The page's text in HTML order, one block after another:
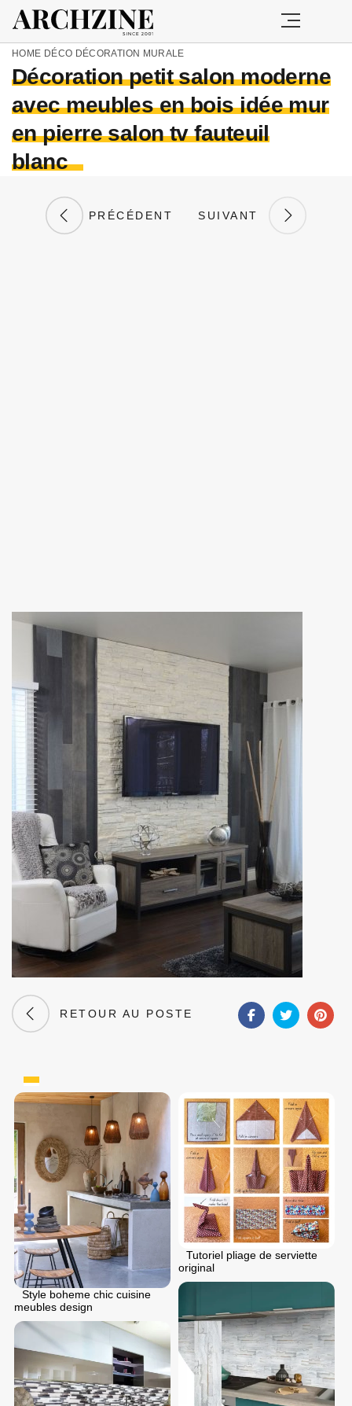
HOME DÉCO DÉCORATION MURALE
Décoration petit salon moderne
avec meubles en bois idée mur
en pierre salon tv fauteuil
blanc
PRÉCÉDENT SUIVANT
RETOUR AU POSTE
Style boheme chic cuisine
meubles design
Tutoriel pliage de serviette
original